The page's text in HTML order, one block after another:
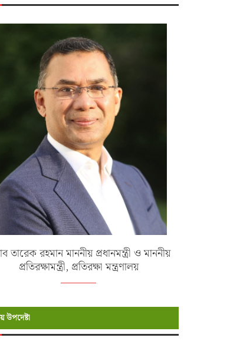
তারেক রহমান মাননীয় প্রধানমন্ত্রী ও মাননীয়
প্রতিরক্ষামন্ত্রী, প্রতিরক্ষা মন্ত্রণালয়
উপদেষ্টা